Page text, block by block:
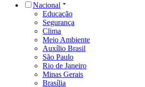
Nacional
Educação
Segurança
Clima
Meio Ambiente
Auxílio Brasil
São Paulo
Rio de Janeiro
Minas Gerais
Brasília